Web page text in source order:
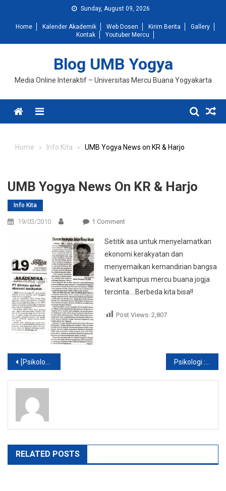
content
Sunday, August 09, 2026
Home Kalender Akademik Web Dosen Kirim Berita
Gallery
Kontak
Youtuber Mercu
Blog UMB Yogya
Media Online Interaktif – Universitas Mercu Buana Yogyakarta
Menu
Home Info Kita UMB Yogya News on KR & Harjo
UMB Yogya News On KR & Harjo
Info Kita
19/03/2010 1 CommentOn
Yogya
News
On
KR
&
Setitik asa untuk menyelamatkan
ekonomi kerakyatan dan
menyemaikan kemandirian bangsa
lewat kampus mercu buana jogja
tercinta….Berbeda kita bisa!!
Post Views: 2,807
Post
navigation
[Psikologi] Yudisium II Wisuda April 2010 Psikologi : Daftar calon Wisudawan April 2010
RELATED POSTS